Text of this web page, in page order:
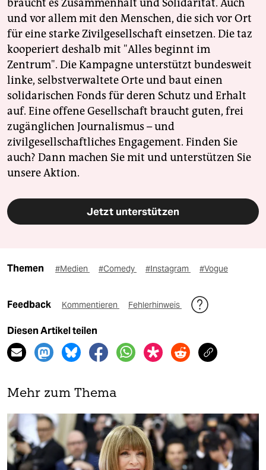
braucht es Zusammenhalt und Solidarität. Auch
und vor allem mit den Menschen, die sich vor Ort
für eine starke Zivilgesellschaft einsetzen. Die taz
kooperiert deshalb mit "Alles beginnt im
Zentrum". Die Kampagne unterstützt bundesweit
linke, selbstverwaltete Orte und baut einen
solidarischen Fonds für deren Schutz und Erhalt
auf. Eine offene Gesellschaft braucht guten, frei
zugänglichen Journalismus – und
zivilgesellschaftliches Engagement. Finden Sie
auch? Dann machen Sie mit und unterstützen Sie
unsere Aktion.
Jetzt unterstützen
Themen #Medien #Comedy #Instagram #Vogue
Feedback Kommentieren Fehlerhinweis
Diesen Artikel teilen
Mehr zum Thema